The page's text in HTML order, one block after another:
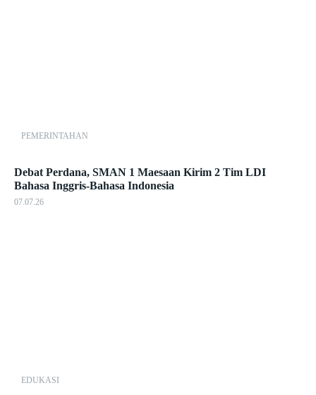
PEMERINTAHAN
Debat Perdana, SMAN 1 Maesaan Kirim 2 Tim LDI
Bahasa Inggris-Bahasa Indonesia
07.07.26
EDUKASI